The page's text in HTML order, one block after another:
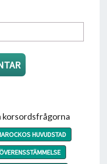
korsordsfrågorna
HUVUDSTAD